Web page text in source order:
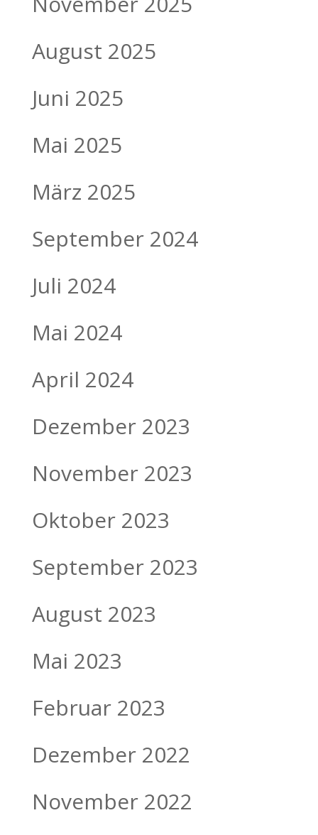
August 2025
Juni 2025
Mai 2025
März 2025
September 2024
Juli 2024
Mai 2024
April 2024
Dezember 2023
November 2023
Oktober 2023
September 2023
August 2023
Mai 2023
Februar 2023
Dezember 2022
November 2022